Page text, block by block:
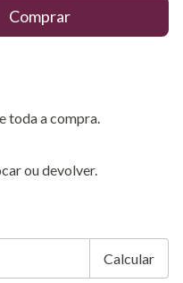
toda a compra.
ou devolver.
Calcular